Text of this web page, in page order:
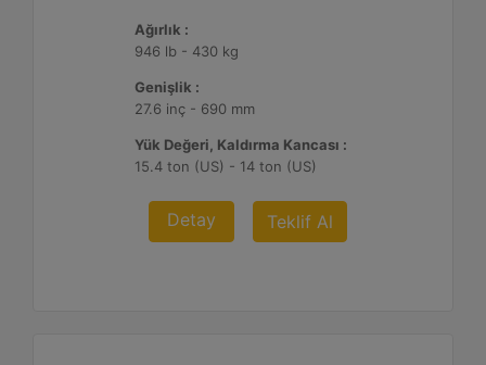
Ağırlık :
946 lb - 430 kg
Genişlik :
27.6 inç - 690 mm
Yük Değeri, Kaldırma Kancası :
15.4 ton (US) - 14 ton (US)
Detay Teklif Al